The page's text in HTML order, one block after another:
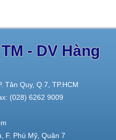
- DV Hàng
Quy, Q.7, TP.HCM
(028) 6262 9009
F. Phú Mỹ, Quận 7